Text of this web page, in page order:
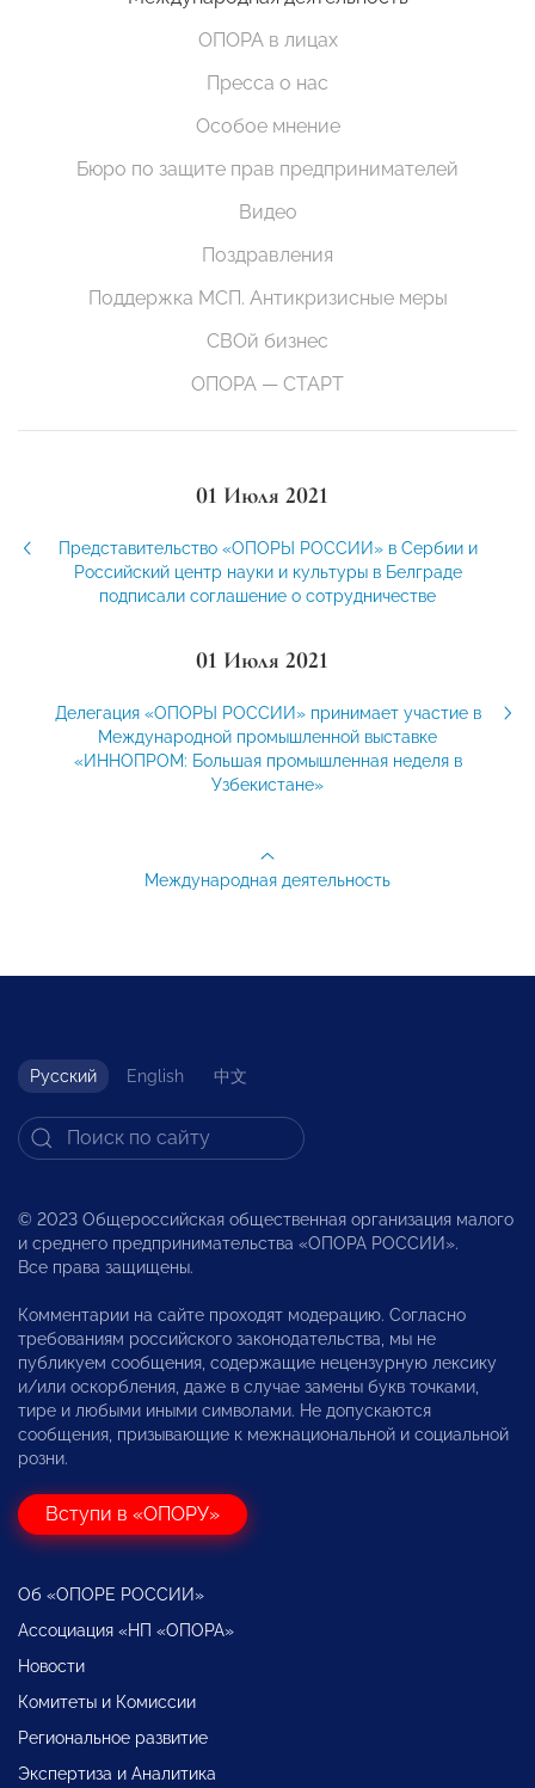
ОПОРА в лицах
Пресса о нас
Особое мнение
Бюро по защите прав предпринимателей
Видео
Поздравления
Поддержка МСП. Антикризисные меры
СВОй бизнес
ОПОРА — СТАРТ
01 Июля 2021
Представительство «ОПОРЫ РОССИИ» в Сербии и
Российский центр науки и культуры в Белграде
подписали соглашение о сотрудничестве
01 Июля 2021
Делегация «ОПОРЫ РОССИИ» принимает участие в
Международной промышленной выставке
«ИННОПРОМ: Большая промышленная неделя в
Узбекистане»
Международная деятельность
Русский English 中文
© 2023 Общероссийская общественная организация малого
и среднего предпринимательства «ОПОРА РОССИИ».
Все права защищены.
Комментарии на сайте проходят модерацию. Согласно
требованиям российского законодательства, мы не
публикуем сообщения, содержащие нецензурную лексику
и/или оскорбления, даже в случае замены букв точками,
тире и любыми иными символами. Не допускаются
сообщения, призывающие к межнациональной и социальной
розни.
Вступи в «ОПОРУ»
Об «ОПОРЕ РОССИИ»
Ассоциация «НП «ОПОРА»
Новости
Комитеты и Комиссии
Региональное развитие
Экспертиза и Аналитика